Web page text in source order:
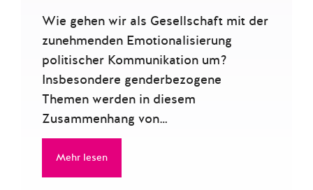
Wie gehen wir als Gesellschaft mit der
zunehmenden Emotionalisierung
politischer Kommunikation um?
Insbesondere genderbezogene
Themen werden in diesem
Zusammenhang von…
Mehr lesen